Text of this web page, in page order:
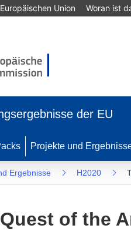
Union Woran ist
der EU
Projekte und
Ergebnisse H2020
of the